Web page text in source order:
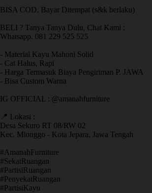
BISA COD, Bayar Ditempat (s&k berlaku)
BELI ? Tanya Tanya Dulu, Chat Kami :
Whatsapp. 081 229 525 525
- Material Kayu Mahoni Solid
- Cat Halus, Rapi
- Harga Termasuk Biaya Pengiriman P. JAWA
- Bisa Custom Warna
IG OFFICIAL : @amanahfurniture
📍 Lokasi :
Desa Sekuro RT 08/RW 02
Kec. Mlonggo - Kota Jepara, Jawa Tengah
​#AmanahFurniture
​#SekatRuangan
​#PartisiRuangan
​#PenyekatRuangan
​#PartisiKayu